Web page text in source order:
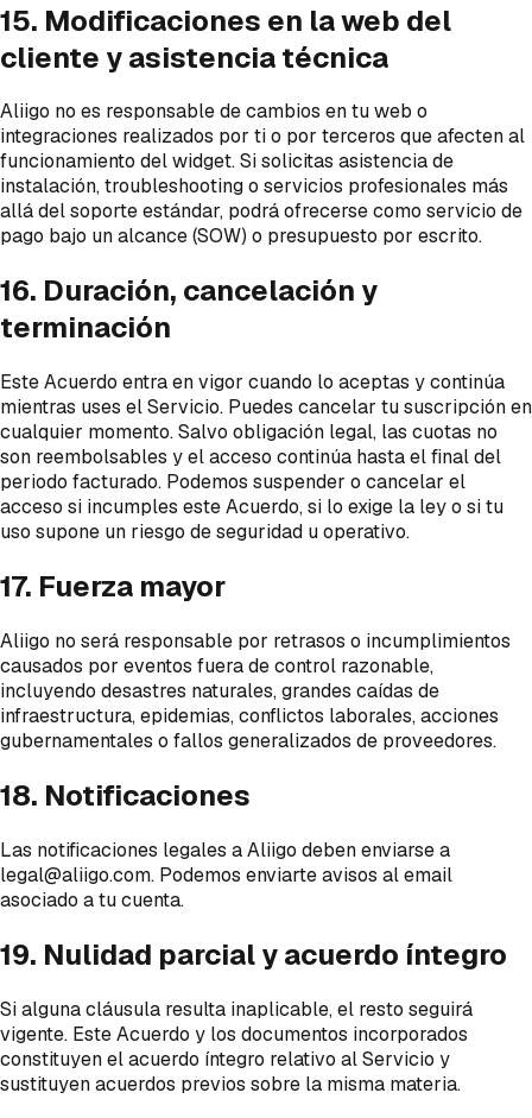
15. Modificaciones en la web del
cliente y asistencia técnica
Aliigo no es responsable de cambios en tu web o
integraciones realizados por ti o por terceros que afecten al
funcionamiento del widget. Si solicitas asistencia de
instalación, troubleshooting o servicios profesionales más
allá del soporte estándar, podrá ofrecerse como servicio de
pago bajo un alcance (SOW) o presupuesto por escrito.
16. Duración, cancelación y
terminación
Este Acuerdo entra en vigor cuando lo aceptas y continúa
mientras uses el Servicio. Puedes cancelar tu suscripción en
cualquier momento. Salvo obligación legal, las cuotas no
son reembolsables y el acceso continúa hasta el final del
periodo facturado. Podemos suspender o cancelar el
acceso si incumples este Acuerdo, si lo exige la ley o si tu
uso supone un riesgo de seguridad u operativo.
17. Fuerza mayor
Aliigo no será responsable por retrasos o incumplimientos
causados por eventos fuera de control razonable,
incluyendo desastres naturales, grandes caídas de
infraestructura, epidemias, conflictos laborales, acciones
gubernamentales o fallos generalizados de proveedores.
18. Notificaciones
Las notificaciones legales a Aliigo deben enviarse a
legal@aliigo.com. Podemos enviarte avisos al email
asociado a tu cuenta.
19. Nulidad parcial y acuerdo íntegro
Si alguna cláusula resulta inaplicable, el resto seguirá
vigente. Este Acuerdo y los documentos incorporados
constituyen el acuerdo íntegro relativo al Servicio y
sustituyen acuerdos previos sobre la misma materia.